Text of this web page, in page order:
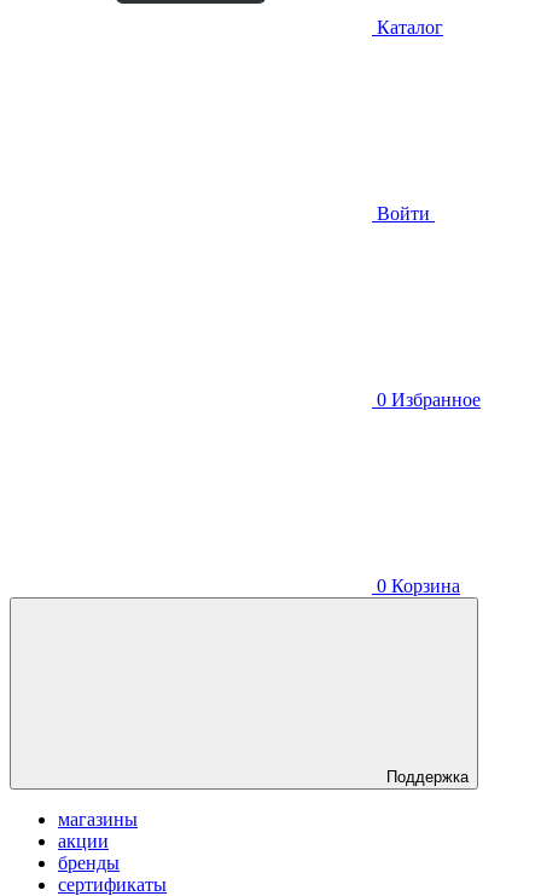
Каталог
Войти
0 Избранное
0 Корзина
Поддержка
магазины
акции
бренды
сертификаты